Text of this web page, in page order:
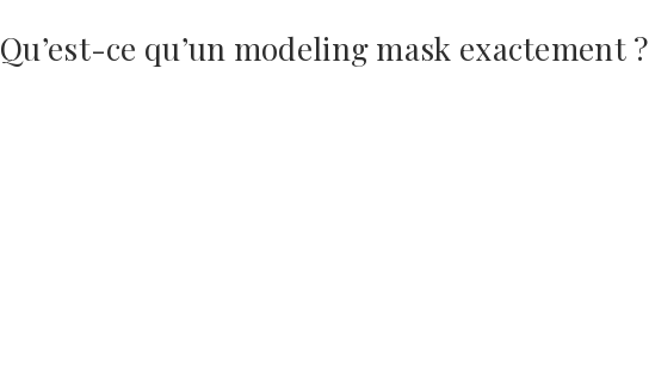
Qu’est-ce qu’un modeling mask exactement ?